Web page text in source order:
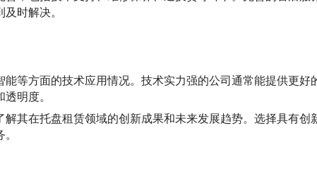
时解决。
能等方面的技术应用情况。技术实力强的公司通常能提供更好
明度。
解其在托盘租赁领域的创新成果和未来发展趋势。选择具有创